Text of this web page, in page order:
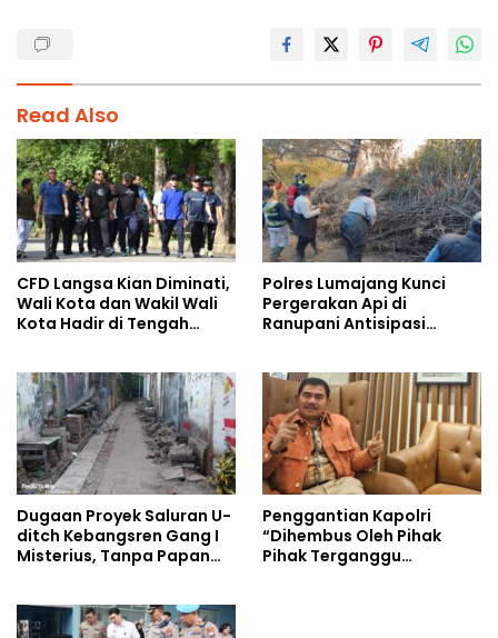
Read Also
CFD Langsa Kian Diminati,
Wali Kota dan Wakil Wali
Kota Hadir di Tengah
Polres Lumajang Kunci
Pergerakan Api di
Ranupani Antisipasi
Dugaan Proyek Saluran U-
ditch Kebangsren Gang I
Misterius, Tanpa Papan
Penggantian Kapolri
“Dihembus Oleh Pihak
Pihak Terganggu